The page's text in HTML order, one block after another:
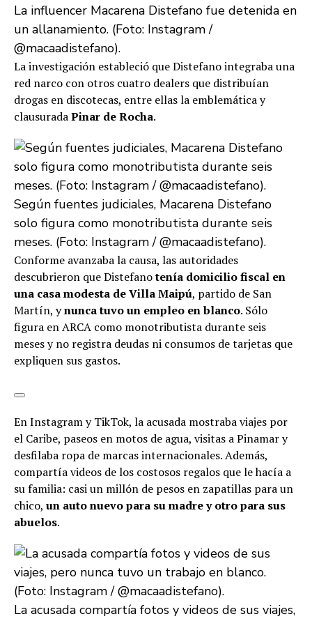
La influencer Macarena Distefano fue detenida en
un allanamiento. (Foto: Instagram /
@macaadistefano).
La investigación estableció que Distefano integraba una
red narco con otros cuatro dealers que distribuían
drogas en discotecas, entre ellas la emblemática y
clausuradaPinar de Rocha.
Según fuentes judiciales, Macarena Distefano
solo figura como monotributista durante seis
meses. (Foto: Instagram / @macaadistefano).
Conforme avanzaba la causa, las autoridades
descubrieron que Distefanotenía domicilio fiscal en
una casa modesta de Villa Maipú, partido de San
Martín, ynunca tuvo un empleo en blanco. Sólo
figura en ARCA como monotributista durante seis
meses y no registra deudas ni consumos de tarjetas que
expliquen sus gastos.
En Instagram y TikTok, la acusada mostraba viajes por
el Caribe, paseos en motos de agua, visitas a Pinamar y
desfilaba ropa de marcas internacionales. Además,
compartía videos de los costosos regalos que le hacía a
su familia: casi un millón de pesos en zapatillas para un
chico, un auto nuevo para su madre y otro para sus
abuelos.
La acusada compartía fotos y videos de sus viajes,